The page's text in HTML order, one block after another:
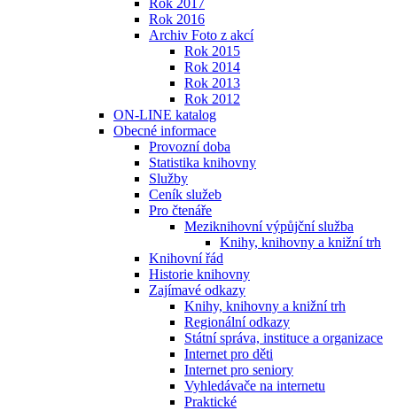
Rok 2017
Rok 2016
Archiv Foto z akcí
Rok 2015
Rok 2014
Rok 2013
Rok 2012
ON-LINE katalog
Obecné informace
Provozní doba
Statistika knihovny
Služby
Ceník služeb
Pro čtenáře
Meziknihovní výpůjční služba
Knihy, knihovny a knižní trh
Knihovní řád
Historie knihovny
Zajímavé odkazy
Knihy, knihovny a knižní trh
Regionální odkazy
Státní správa, instituce a organizace
Internet pro děti
Internet pro seniory
Vyhledávače na internetu
Praktické